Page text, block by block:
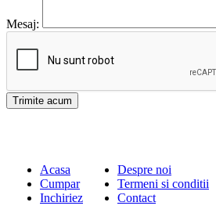
Mesaj:
Acasa
Cumpar
Inchiriez
Despre noi
Termeni si conditii
Contact